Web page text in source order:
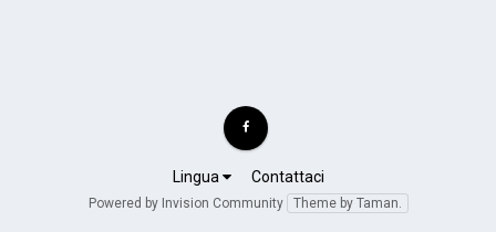
Lingua Contattaci
Powered by Invision Community Theme by Taman.